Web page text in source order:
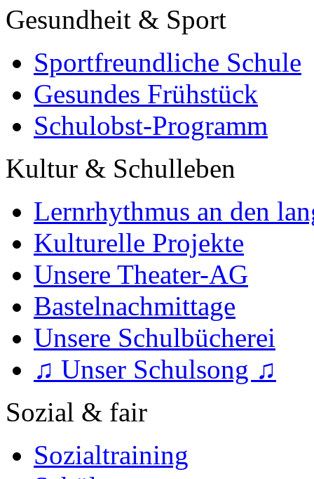
Gesundheit & Sport
Sportfreundliche Schule
Gesundes Frühstück
Schulobst-Programm
Kultur & Schulleben
Lernrhythmus an den
Kulturelle Projekte
Unsere Theater-AG
Bastelnachmittage
Unsere Schulbücherei
♫ Unser Schulsong ♫
Sozial & fair
Sozialtraining